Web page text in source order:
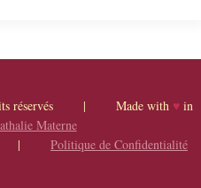
droits réservés | Made with ♥in
Materne
| Politique de Confidentialité